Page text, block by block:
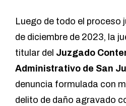
Luego de todo el proceso
de diciembre de 2023, la
titular del Juzgado
Administrativo de San
denuncia formulada con
delito de daño agravado